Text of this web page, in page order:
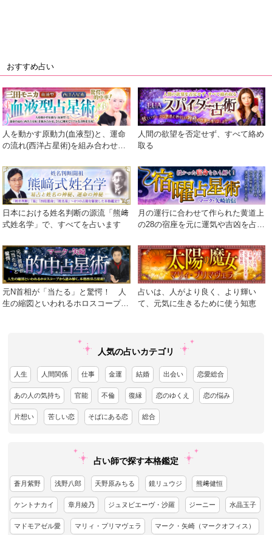
おすすめ占い
人を動かす原動力(血液型)と、運命
の流れ(西洋占星術)を組み合わせ、
人間の欲望を否定せず、すべて絡め
取る
日本における姓名判断の源流「熊﨑
式姓名学」で、すべてを占います
月の運行に合わせて作られた黄道上
の28の宿座を元に運気や吉凶を占う
元N首相が「当たる」と驚愕！ 人
生の縮図といわれるホロスコープか
占いは、人がより良く、より輝い
て、元気に生きるために使う知恵
人気の占いカテゴリ
人生 人間関係 仕事 金運 結婚 出会い 恋愛総合
あの人の気持ち 官能 不倫 復縁 恋のゆくえ 恋の悩み
片想い 苦しい恋 そばにある恋 総合
占い師で探す本格鑑定
蒼月紫野 浅野八郎 天野原みちる 鏡リュウジ 熊﨑健恒
ケントナカイ 章月綾乃 ジュヌビエーヴ・沙羅 ジーニー 水晶玉子
マドモアゼル愛 マリィ・プリマヴェラ マーク・矢崎（マークオフィス）